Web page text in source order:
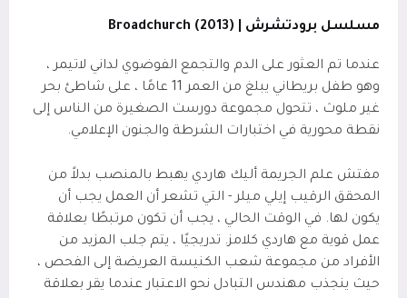
مسلسل برودتشرش | (2013) Broadchurch
عندما تم العثور على الدم والتجمع الفوضوي لداني لاتيمر ،
وهو طفل بريطاني يبلغ من العمر 11 عامًا ، على شاطئ بحر
غير ملوث ، تتحول مجموعة دورست الصغيرة من الناس إلى
نقطة محورية في اختبارات الشرطة والجنون الإعلامي.
مفتش علم الجريمة أليك هاردي يهبط بالمنصب بدلاً من
المحقق الرقيب إيلي ميلر - التي تشعر أن العمل يجب أن
يكون لها. في الوقت الحالي ، يجب أن تكون مرتبطًا بعلاقة
عمل قوية مع هاردي كلامز. تدريجيًا ، يتم جلب المزيد من
الأفراد من مجموعة شعب الكنيسة العريضة إلى الفحص ،
حيث ينجذب مهندس التبادل نحو الاعتبار عندما يقر بعلاقة